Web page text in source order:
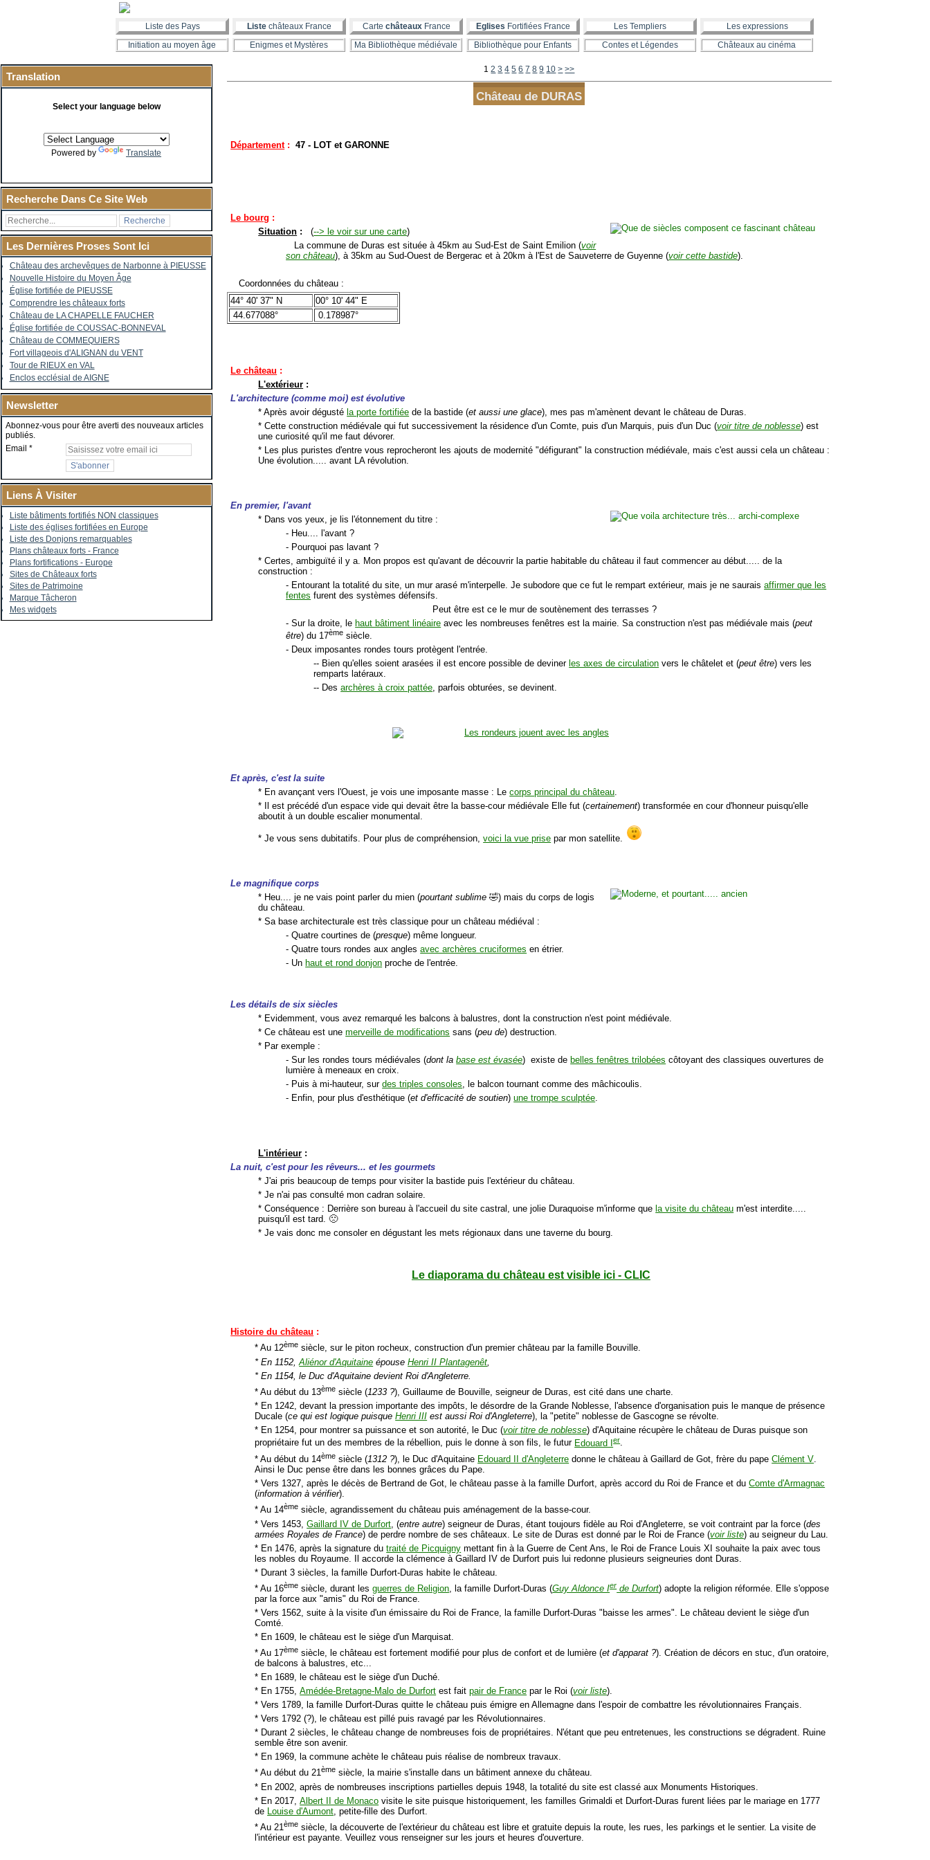
Liste des Pays Liste châteaux France Carte châteauxFrance Eglises Fortifiées France Les Templiers
Les expressions
Initiation au moyen âge
Enigmes et Mystères Ma Bibliothèque médiévale Bibliothèque pour Enfants Contes et Légendes Châteaux au cinéma
Translation
Select your language below
Powered by Translate
Recherche Dans Ce Site Web
Les Dernières Proses Sont Ici
Château des archevêques de Narbonne à PIEUSSE
Nouvelle Histoire du Moyen Âge
Église fortifiée de PIEUSSE
Comprendre les châteaux forts
Château de LA CHAPELLE FAUCHER
Église fortifiée de COUSSAC-BONNEVAL
Château de COMMEQUIERS
Fort villageois d'ALIGNAN du VENT
Tour de RIEUX en VAL
Enclos ecclésial de AIGNE
Newsletter
Abonnez-vous pour être averti des nouveaux articles
publiés.
Email
Liens À Visiter
Liste bâtiments fortifiés NON classiques
Liste des églises fortifiées en Europe
Liste des Donjons remarquables
Plans châteaux forts - France
Plans fortifications - Europe
Sites de Châteaux forts
Sites de Patrimoine
Marque Tâcheron
Mes widgets
1 2 3 4 5 6 7 8 9 10 20
30
40
50
60
70
80
> >>
Château de DURAS
Département: 47 - LOT et GARONNE
Le bourg :
Situation : (--> le voir sur une carte)
La commune de Duras est située à 45km au Sud-Est de Saint Emilion (voir
son château), à 35km au Sud-Ouest de Bergerac et à 20km à l'Est de Sauveterre de Guyenne (voir cette bastide).
Coordonnées du château :
44° 40' 37" N
00° 10' 44" E
44.677088°
0.178987°
Le château :
L'extérieur :
L'architecture (comme moi) est évolutive
* Après avoir dégusté la porte fortifiée de la bastide (et aussi une glace), mes pas m'amènent devant le château de Duras.
* Cette construction médiévale qui fut successivement la résidence d'un Comte, puis d'un Marquis, puis d'un Duc (voir titre de noblesse) est
une curiosité qu'il me faut dévorer.
* Les plus puristes d'entre vous reprocheront les ajouts de modernité "défigurant" la construction médiévale, mais c'est aussi cela un château :
Une évolution..... avant LA révolution.
En premier, l'avant
* Dans vos yeux, je lis l'étonnement du titre :
- Heu.... l'avant ?
- Pourquoi pas lavant ?
* Certes, ambiguïté il y a. Mon propos est qu'avant de découvrir la partie habitable du château il faut commencer au début..... de la
construction :
- Entourant la totalité du site, un mur arasé m'interpelle. Je subodore que ce fut le rempart extérieur, mais je ne sauraisaffirmer que les
fentes furent des systèmes défensifs.
Peut être est ce le mur de soutènement des terrasses ?
- Sur la droite, le haut bâtiment linéaire avec les nombreuses fenêtres est la mairie. Sa construction n'est pas médiévale mais (peut
être) du 17ème siècle.
- Deux imposantes rondes tours protègent l'entrée.
-- Bien qu'elles soient arasées il est encore possible de deviner les axes de circulation vers le châtelet et (peut être) vers les
remparts latéraux.
-- Desarchères à croix pattée, parfois obturées, se devinent.
Etaprès, c'est la suite
* En avançant vers l'Ouest, je vois une imposante masse : Lecorps principal du château.
* Il est précédé d'un espace vide qui devait être la basse-cour médiévale Elle fut (certainement) transformée en cour d'honneur puisqu'elle
aboutit à un double escalier monumental.
* Je vous sens dubitatifs. Pour plus de compréhension,voici la vue prise par mon satellite.
Le magnifique corps
* Heu.... je ne vais point parler du mien (pourtant sublime 🤣) mais du corps de logis
du château.
* Sa base architecturale est très classique pour un château médiéval :
- Quatre courtines de (presque) même longueur.
- Quatre tours rondes aux anglesavec archères cruciformes en étrier.
- Un haut et rond donjon proche de l'entrée.
Les détails de six siècles
* Evidemment, vous avez remarqué les balcons à balustres, dont la construction n'est point médiévale.
* Ce château est unemerveille de modifications sans (peu de) destruction.
* Par exemple :
- Sur les rondes tours médiévales (dont labase est évasée) existe de belles fenêtres trilobées côtoyant des classiques ouvertures de
lumière à meneaux en croix.
- Puis à mi-hauteur, surdes triples consoles, le balcon tournant comme des mâchicoulis.
- Enfin, pour plus d'esthétique (et d'efficacité de soutien)une trompe sculptée.
L'intérieur :
La nuit, c'est pour les rêveurs... et les gourmets
* J'ai pris beaucoup de temps pour visiter la bastide puis l'extérieur du château.
* Je n'ai pas consulté mon cadran solaire.
* Conséquence : Derrière son bureau à l'accueil du site castral, une jolie Duraquoise m'informe que la visite du château m'est interdite.....
puisqu'il est tard. 🙁
* Je vais donc me consoler en dégustant les mets régionaux dans une taverne du bourg.
Le diaporama du château est visible ici - CLIC
Histoire du château :
* Au 12ème siècle, sur le piton rocheux, construction d'un premier château par la famille Bouville.
* En 1152,Aliénor d'Aquitaine épouseHenri II Plantagenêt
* En 1154, le Duc d'Aquitaine devient Roi d'Angleterre.
* Au début du 13ème siècle (1233 ?), Guillaume de Bouville, seigneur de Duras, est cité dans une charte.
* En 1242, devant la pression importante des impôts, le désordre de la Grande Noblesse, l'absence d'organisation puis le manque de présence
Ducale (ce qui est logique puisqueHenri III est aussi Roi d'Angleterre), la "petite" noblesse de Gascogne se révolte.
* En 1254, pour montrer sa puissance et son autorité, le Duc (voir titre de noblesse) d'Aquitaine récupère le château de Duras puisque son
propriétaire fut un des membres de la rébellion, puis le donne à son fils, le futur Edouard Ier.
* Au début du 14ème siècle (1312 ?), le Duc d'Aquitaine Edouard II d'Angleterre donne le château à Gaillard de Got, frère du papeClément V.
Ainsi le Duc pense être dans les bonnes grâces du Pape.
* Vers 1327, après le décès de Bertrand de Got, le château passe à la famille Durfort, après accord du Roi de France et duComte d'Armagnac
(information à vérifier).
* Au 14ème siècle, agrandissement du château puis aménagement de la basse-cour.
* Vers 1453,Gaillard IV de Durfort , (entre autre) seigneur de Duras, étant toujours fidèle au Roi d'Angleterre, se voit contraint par la force (des
armées Royales de France) de perdre nombre de ses châteaux. Le site de Duras est donné par le Roi de France (voir liste) au seigneur du Lau.
* En 1476, après la signature dutraité de Picquigny mettant fin à la Guerre de Cent Ans, le Roi de France Louis XI souhaite la paix avec tous
les nobles du Royaume. Il accorde la clémence à Gaillard IV de Durfort puis lui redonne plusieurs seigneuries dont Duras.
* Durant 3 siècles, la famille Durfort-Duras habite le château.
* Au 16ème siècle, durant lesguerres de Religion , la famille Durfort-Duras (Guy Aldonce Ierde Durfort) adopte la religion réformée. Elle s'oppose
par la force aux "amis" du Roi de France.
* Vers 1562, suite à la visite d'un émissaire du Roi de France, la famille Durfort-Duras "baisse les armes". Le château devient le siège d'un
Comté.
* En 1609, le château est le siège d'un Marquisat.
* Au 17ème siècle, le château est fortement modifié pour plus de confort et de lumière (et d'apparat ?). Création de décors en stuc, d'un oratoire,
de balcons à balustres, etc...
* En 1689, le château est le siège d'un Duché.
* En 1755,Amédée-Bretagne-Malo de Durfort est faitpair de France par le Roi (voir liste).
* Vers 1789, la famille Durfort-Duras quitte le château puis émigre en Allemagne dans l'espoir de combattre les révolutionnaires Français.
* Vers 1792 (?), le château est pillé puis ravagé par les Révolutionnaires.
* Durant 2 siècles, le château change de nombreuses fois de propriétaires. N'étant que peu entretenues, les constructions se dégradent. Ruine
semble être son avenir.
* En 1969, la commune achète le château puis réalise de nombreux travaux.
* Au début du 21ème siècle, la mairie s'installe dans un bâtiment annexe du château.
* En 2002, après de nombreuses inscriptions partielles depuis 1948, la totalité du site est classé aux Monuments Historiques.
* En 2017,Albert II de Monaco visite le site puisque historiquement, les familles Grimaldi et Durfort-Duras furent liées par le mariage en 1777
de
Louise d'Aumont , petite-fille des Durfort.
* Au 21ème siècle, la découverte de l'extérieur du château est libre et gratuite depuis la route, les rues, les parkings et le sentier. La visite de
l'intérieur est payante. Veuillez vous renseigner sur les jours et heures d'ouverture.